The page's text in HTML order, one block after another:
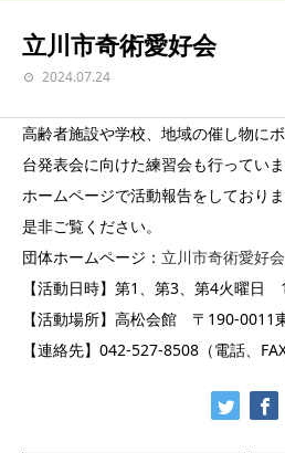
立川市奇術愛好会
2024.07.24
高齢者施設や学校、地域の催し物に
台発表会に向けた練習会も行っていま
ホームページで活動報告をしておりま
是非ご覧ください。
団体ホームページ： 立川市奇術愛好
【活動日時】第1、第3、第4火曜日
【活動場所】高松会館 〒190-0011
【連絡先】042-527-8508（電話、